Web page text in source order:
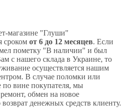
магазине "Глуши"
сроком от 6 до 12 месяцев. Если
пометку "В наличии" и был
с нашего склада в Украине, то
осуществляется нашим
В случае поломки или
по вине покупателя, мы
обмен на новое
денежных средств клиенту.